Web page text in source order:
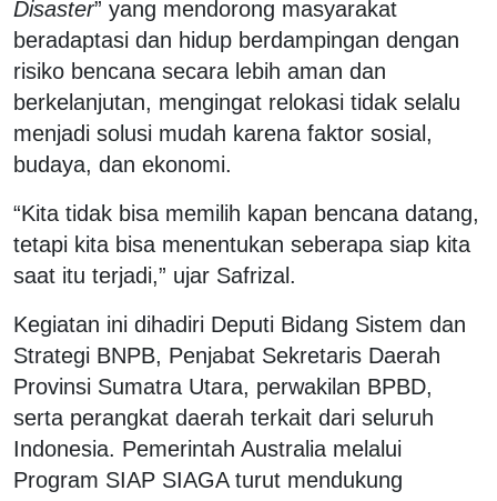
Disaster” yang mendorong masyarakat
beradaptasi dan hidup berdampingan dengan
risiko bencana secara lebih aman dan
berkelanjutan, mengingat relokasi tidak selalu
menjadi solusi mudah karena faktor sosial,
budaya, dan ekonomi.
“Kita tidak bisa memilih kapan bencana datang,
tetapi kita bisa menentukan seberapa siap kita
saat itu terjadi,” ujar Safrizal.
Kegiatan ini dihadiri Deputi Bidang Sistem dan
Strategi BNPB, Penjabat Sekretaris Daerah
Provinsi Sumatra Utara, perwakilan BPBD,
serta perangkat daerah terkait dari seluruh
Indonesia. Pemerintah Australia melalui
Program SIAP SIAGA turut mendukung